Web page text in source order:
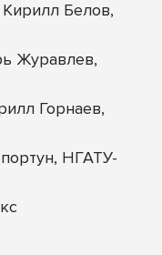
Белов,
Журавлев,
Горнаев,
НГАТУ-